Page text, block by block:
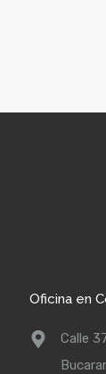
Oficina en
Calle